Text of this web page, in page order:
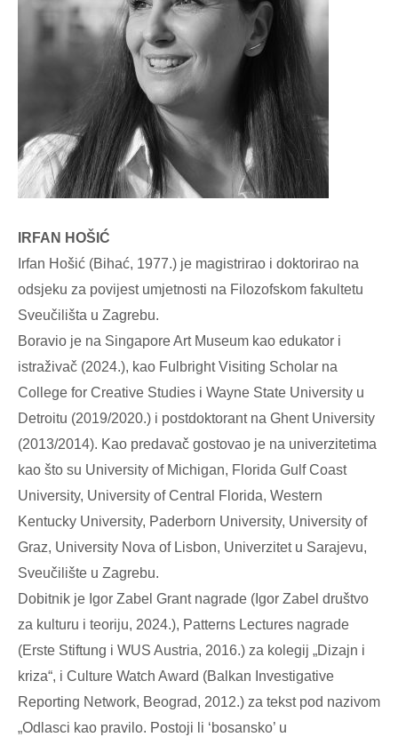
IRFAN HOŠIĆ
Irfan Hošić (Bihać, 1977.) je magistrirao i doktorirao na
odsjeku za povijest umjetnosti na Filozofskom fakultetu
Sveučilišta u Zagrebu.
Boravio je na Singapore Art Museum kao edukator i
istraživač (2024.), kao Fulbright Visiting Scholar na
College for Creative Studies i Wayne State University u
Detroitu (2019/2020.) i postdoktorant na Ghent University
(2013/2014). Kao predavač gostovao je na univerzitetima
kao što su University of Michigan, Florida Gulf Coast
University, University of Central Florida, Western
Kentucky University, Paderborn University, University of
Graz, University Nova of Lisbon, Univerzitet u Sarajevu,
Sveučilište u Zagrebu.
Dobitnik je Igor Zabel Grant nagrade (Igor Zabel društvo
za kulturu i teoriju, 2024.), Patterns Lectures nagrade
(Erste Stiftung i WUS Austria, 2016.) za kolegij „Dizajn i
kriza“, i Culture Watch Award (Balkan Investigative
Reporting Network, Beograd, 2012.) za tekst pod nazivom
„Odlasci kao pravilo. Postoji li ‘bosansko’ u